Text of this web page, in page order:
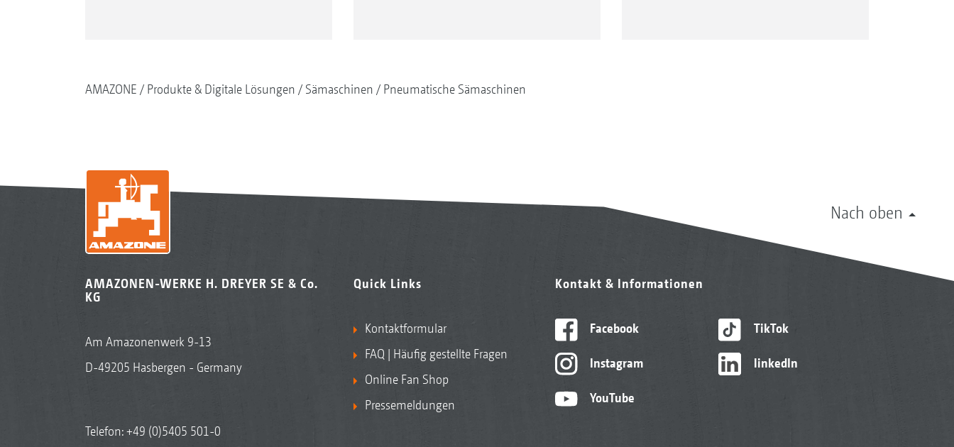
AMAZONE Produkte & Digitale Lösungen Sämaschinen Pneumatische Sämaschinen
Nach oben
AMAZONEN-WERKE H. DREYER SE & Co.
KG
Am Amazonenwerk 9-13
D-49205 Hasbergen - Germany
Telefon:+49 (0)5405 501-0
Quick Links
Kontaktformular
FAQ | Häufig gestellte Fragen
Online Fan Shop
Pressemeldungen
Kontakt & Informationen
Facebook
Instagram
YouTube
TikTok
linkedIn